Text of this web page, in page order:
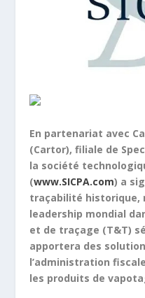
En partenariat avec
(Cartor), filiale de
la société
(www.SICPA.com) a
traçabilité historique,
leadership mondial
et de traçage (T&T)
apportera des
l’administration
les produits de